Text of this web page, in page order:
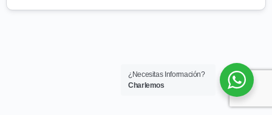
¿Necesitas Información?
Charlemos